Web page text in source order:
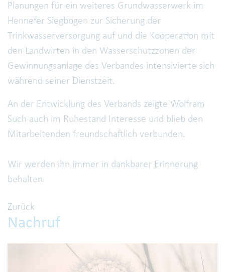
Planungen für ein weiteres Grundwasserwerk im
Hennefer Siegbogen zur Sicherung der
Trinkwasserversorgung auf und die Kooperation mit
den Landwirten in den Wasserschutzzonen der
Gewinnungsanlage des Verbandes intensivierte sich
während seiner Dienstzeit.
An der Entwicklung des Verbands zeigte Wolfram
Such auch im Ruhestand Interesse und blieb den
Mitarbeitenden freundschaftlich verbunden.
Wir werden ihn immer in dankbarer Erinnerung
behalten.
Zurück
Nachruf